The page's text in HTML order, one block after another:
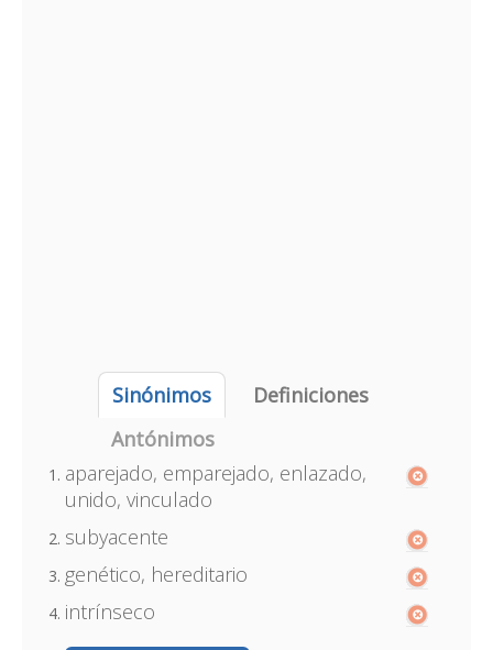
Sinónimos
Definiciones
Antónimos
aparejado, emparejado, enlazado,
unido, vinculado
subyacente
genético, hereditario
intrínseco